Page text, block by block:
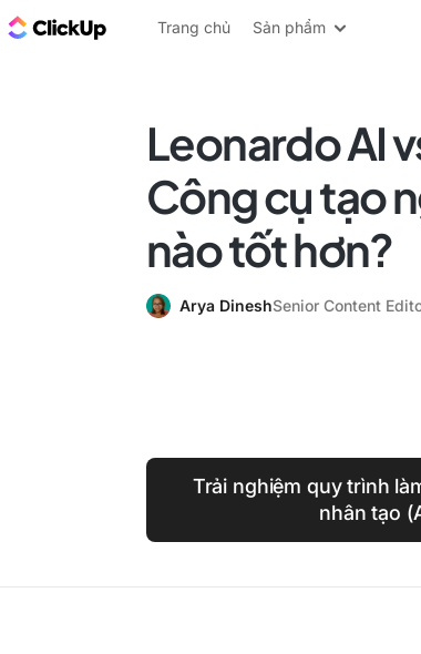
ClickUp Blog
Trang chủ Sản phẩm
Leonardo AI
Công cụ tạo
nào tốt hơn?
Arya DineshSenior Content
Trải nghiệm quy trình
nhân tạo